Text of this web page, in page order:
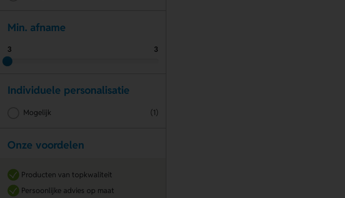
Min. afname
3 3
Individuele personalisatie
Mogelijk (1)
Onze voordelen
Producten van topkwaliteit
Persoonlijke advies op maat